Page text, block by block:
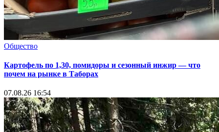
Общество
Картофель по 1,30, помидоры и сезонный инжир — что
почем на рынке в Таборах
07.08.26 16:54